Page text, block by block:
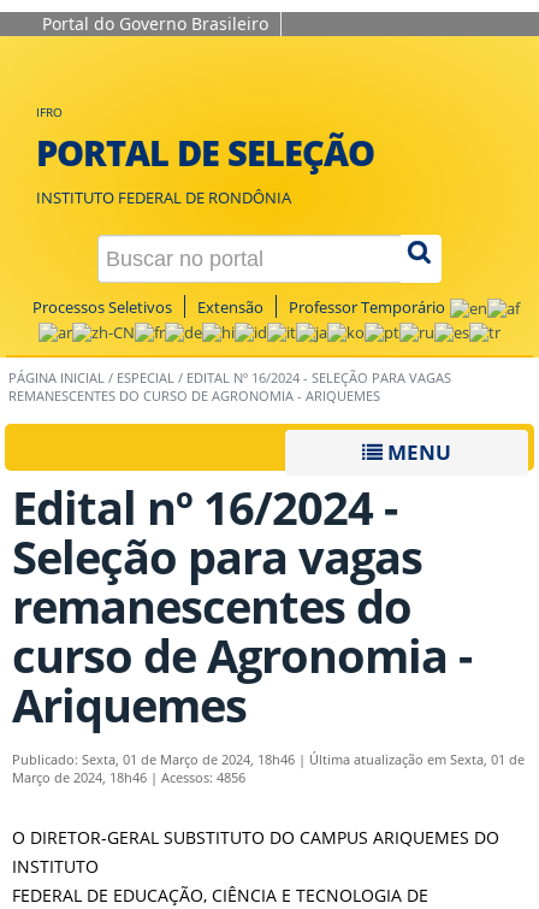
Portal do Governo Brasileiro
IFRO
PORTAL DE SELEÇÃO
INSTITUTO FEDERAL DE RONDÔNIA
Processos Seletivos Extensão Professor Temporário
PÁGINA INICIAL / ESPECIAL / EDITAL Nº 16/2024 - SELEÇÃO PARA VAGAS
REMANESCENTES DO CURSO DE AGRONOMIA - ARIQUEMES
MENU
Edital nº 16/2024 -
Seleção para vagas
remanescentes do
curso de Agronomia -
Ariquemes
Publicado: Sexta, 01 de Março de 2024, 18h46 | Última atualização em Sexta, 01 de
Março de 2024, 18h46 | Acessos: 4856
O DIRETOR-GERAL SUBSTITUTO DO CAMPUS ARIQUEMES DO
INSTITUTO
FEDERAL DE EDUCAÇÃO, CIÊNCIA E TECNOLOGIA DE